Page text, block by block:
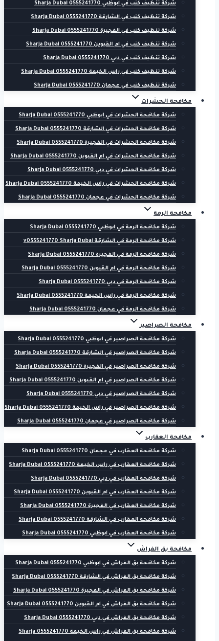
شركة تنظيف كنب في ابوظبي 0555241770 Sharja Dubai
شركة تنظيف كنب في الشارقة 0555241770 Sharja Dubai
شركة تنظيف كنب في الفجيرة 0555241770 Sharja Dubai
شركة تنظيف كنب في ام القيوين 0555241770 Sharja Dubai
شركة تنظيف كنب في دبي 0555241770 Sharja Dubai
شركة تنظيف كنب في راس الخيمة 0555241770 Sharja Dubai
شركة تنظيف كنب في عجمان 0555241770 Sharja Dubai
مكافحة الحشرات
شركة مكافحة الحشرات في ابوظبي 0555241770 Sharja Dubai
شركة مكافحة الحشرات في الشارقة 0555241770 Sharja Dubai
شركة مكافحة الحشرات في الفجيرة 0555241770 Sharja Dubai
شركة مكافحة الحشرات في ام القيوين 0555241770 Sharja Dubai
شركة مكافحة الحشرات في دبي 0555241770 Sharja Dubai
شركة مكافحة الحشرات في راس الخيمة 0555241770 Sharja Dubai
شركة مكافحة الحشرات في عجمان 0555241770 Sharja Dubai
مكافحة الرمة
شركة مكافحة الرمة في ابوظبي 0555241770 Sharja Dubai
شركة مكافحة الرمة في الشارقة v0555241770 Sharja Dubai
شركة مكافحة الرمة في الفجيرة 0555241770 Sharja Dubai
شركة مكافحة الرمة في ام القيوين 0555241770 Sharja Dubai
شركة مكافحة الرمة في دبي 0555241770 Sharja Dubai
شركة مكافحة الرمة في راس الخيمة 0555241770 Sharja Dubai
شركة مكافحة الرمة في عجمان 0555241770 Sharja Dubai
مكافحة الصراصير
شركة مكافحة الصراصير في ابوظبي 0555241770 Sharja Dubai
شركة مكافحة الصراصير في الشارقة 0555241770 Sharja Dubai
شركة مكافحة الصراصير في الفجيرة 0555241770 Sharja Dubai
شركة مكافحة الصراصير في ام القيوين 0555241770 Sharja Dubai
شركة مكافحة الصراصير في دبي 0555241770 Sharja Dubai
شركة مكافحة الصراصير في راس الخيمة 0555241770 Sharja Dubai
شركة مكافحة الصراصير في عجمان 0555241770 Sharja Dubai
مكافحة العقارب
شركة مكافحة العقارب في عجمان 0555241770 Sharja Dubai
شركة مكافحة العقارب في راس الخيمة 0555241770 Sharja Dubai
شركة مكافحة العقارب في دبي 0555241770 Sharja Dubai
شركة مكافحة العقارب في ام القيوين 0555241770 Sharja Dubai
شركة مكافحة العقارب في الفجيرة 0555241770 Sharja Dubai
شركة مكافحة العقارب في الشارقة 0555241770 Sharja Dubai
شركة مكافحة العقارب في ابوظبي 0555241770 Sharja Dubai
مكافحة بق الفراش
شركة مكافحة بق الفراش في ابوظبي 0555241770 Sharja Dubai
شركة مكافحة بق الفراش في الشارقة 0555241770 Sharja Dubai
شركة مكافحة بق الفراش في الفجيرة 0555241770 Sharja Dubai
شركة مكافحة بق الفراش في ام القيوين 0555241770 Sharja Dubai
شركة مكافحة بق الفراش في دبي 0555241770 Sharja Dubai
شركة مكافحة بق الفراش في راس الخيمة 0555241770 Sharja